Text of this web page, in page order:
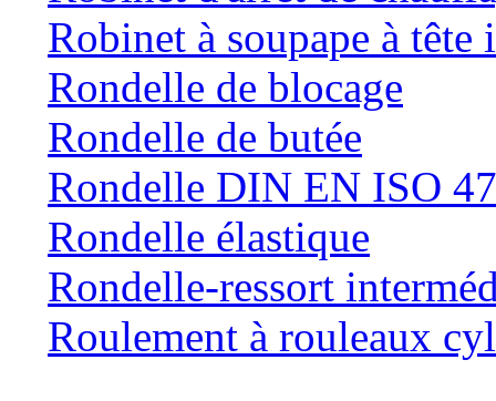
Robinet à soupape à tête
Rondelle de blocage
Rondelle de butée
Rondelle DIN EN ISO
Rondelle élastique
Rondelle-ressort
Roulement à rouleaux